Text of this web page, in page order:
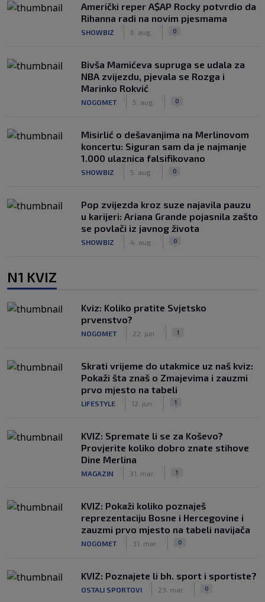
Američki reper A$AP Rocky potvrdio da
Rihanna radi na novim pjesmama
SHOWBIZ 6. aug. 0
Bivša Mamićeva supruga se udala za
NBA zvijezdu, pjevala se Rozga i
Marinko Rokvić
NOGOMET 5. aug. 0
Misirlić o dešavanjima na Merlinovom
koncertu: Siguran sam da je najmanje
1.000 ulaznica falsifikovano
SHOWBIZ 5. aug. 0
Pop zvijezda kroz suze najavila pauzu
u karijeri: Ariana Grande pojasnila zašto
se povlači iz javnog života
SHOWBIZ 4. aug. 0
N1 KVIZ
Kviz: Koliko pratite Svjetsko
prvenstvo?
NOGOMET 22. jun. 1
Skrati vrijeme do utakmice uz naš kviz:
Pokaži šta znaš o Zmajevima i zauzmi
prvo mjesto na tabeli
LIFESTYLE 12. jun. 1
KVIZ: Spremate li se za Koševo?
Provjerite koliko dobro znate stihove
Dine Merlina
MAGAZIN 31. mar. 1
KVIZ: Pokaži koliko poznaješ
reprezentaciju Bosne i Hercegovine i
zauzmi prvo mjesto na tabeli navijača
NOGOMET 31. mar. 0
KVIZ: Poznajete li bh. sport i sportiste?
OSTALI SPORTOVI 23. mar. 0